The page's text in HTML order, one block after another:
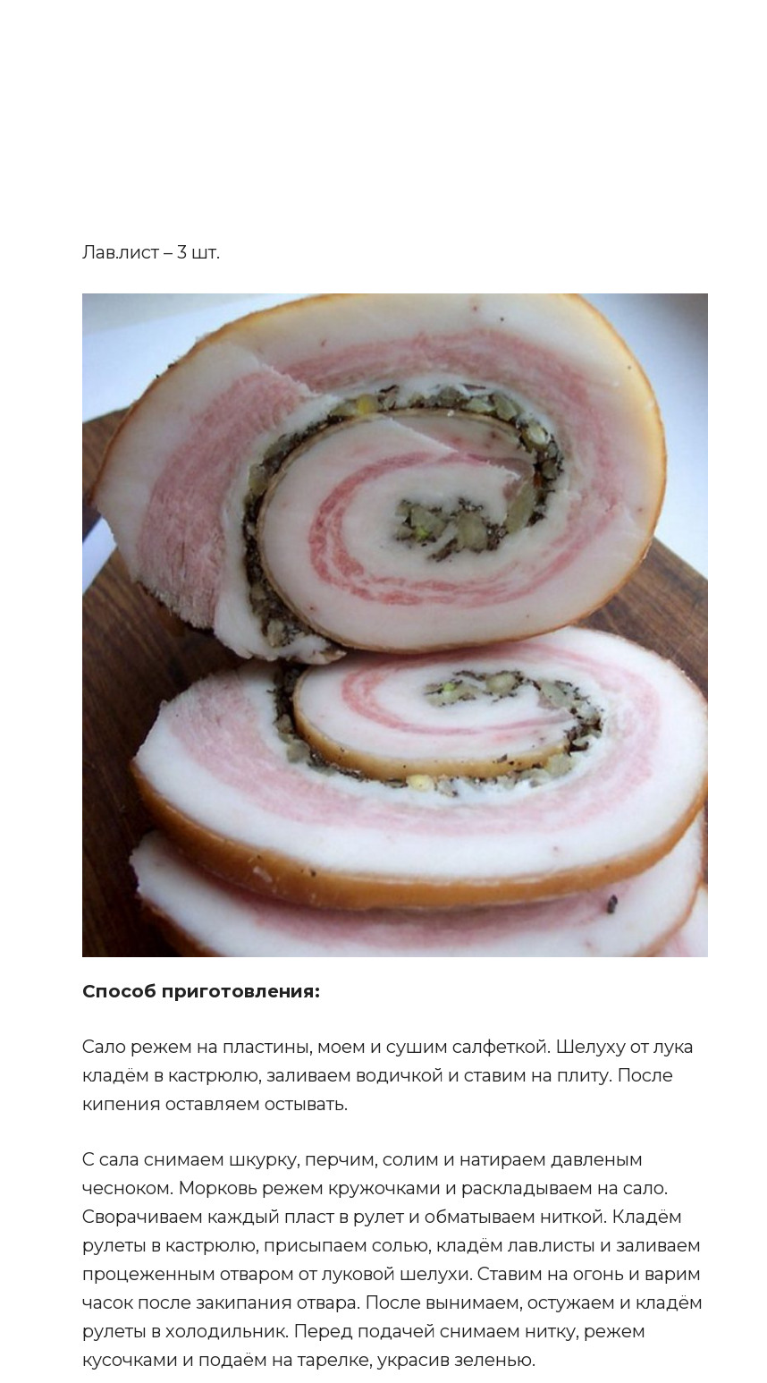
Лав.лист – 3 шт.
Способ приготовления:
Сало режем на пластины, моем и сушим салфеткой. Шелуху от лука
кладём в кастрюлю, заливаем водичкой и ставим на плиту. После
кипения оставляем остывать.
С сала снимаем шкурку, перчим, солим и натираем давленым
чесноком. Морковь режем кружочками и раскладываем на сало.
Сворачиваем каждый пласт в рулет и обматываем ниткой. Кладём
рулеты в кастрюлю, присыпаем солью, кладём лав.листы и заливаем
процеженным отваром от луковой шелухи. Ставим на огонь и варим
часок после закипания отвара. После вынимаем, остужаем и кладём
рулеты в холодильник. Перед подачей снимаем нитку, режем
кусочками и подаём на тарелке, украсив зеленью.